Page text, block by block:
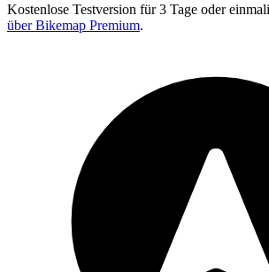
Kostenlose Testversion für 3 Tage oder
über Bikemap Premium.